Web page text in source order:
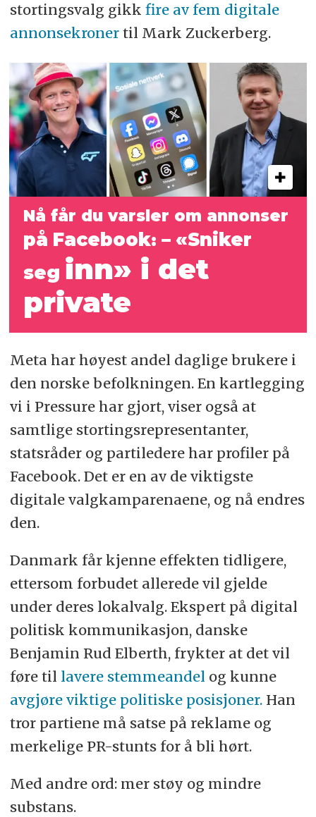
stortingsvalg gikk fire av fem digitale
annonsekronertil Mark Zuckerberg.
Nå får du varsler om annonser
på Facebook:– «Sniker
seg inn» i det
private
Meta har høyest andel daglige brukere i
den norske befolkningen. En kartlegging
vi i Pressure har gjort, viser også at
samtlige stortingsrepresentanter,
statsråder og partiledere har profiler på
Facebook. Det er en av de viktigste
digitale valgkamparenaene, og nå endres
den.
Danmark får kjenne effekten tidligere,
ettersom forbudet allerede vil gjelde
under deres lokalvalg. Ekspert på digital
politisk kommunikasjon, danske
Benjamin Rud Elberth, frykter at det vil
føre til lavere stemmeandel og kunne
avgjøre viktige politiske posisjoner.Han
tror partiene må satse på reklame og
merkelige PR-stunts for å bli hørt.
Med andre ord: mer støy og mindre
substans.